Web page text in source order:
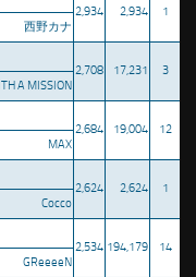
2,934
2,934
1
西野カナ
2,708
17,231
3
A MISSION
2,684
19,004
12
MAX
2,624
2,624
1
Cocco
2,534 194,179
14
GReeeeN